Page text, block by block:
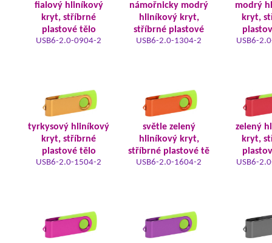
fialový hliníkový
kryt, stříbrné
plastové tělo
USB6-2.0-0904-2
námořnicky modrý
hliníkový kryt,
stříbrné plastové
USB6-2.0-1304-2
modrý
kryt,
USB6-
tyrkysový hliníkový
kryt, stříbrné
plastové tělo
USB6-2.0-1504-2
světle zelený
hliníkový kryt,
stříbrné plastové tě
USB6-2.0-1604-2
zelený
kryt,
USB6-